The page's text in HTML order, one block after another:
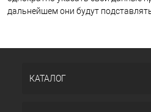
дальнейшем они будут
КАТАЛОГ